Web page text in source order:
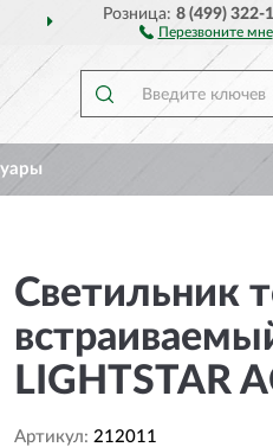
Розница:8 (499) 322-
Перезвоните мне
Светильник
LIGHTSTAR
Артикул: 212011